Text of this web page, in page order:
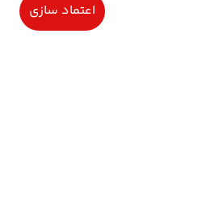
اعتماد سازی